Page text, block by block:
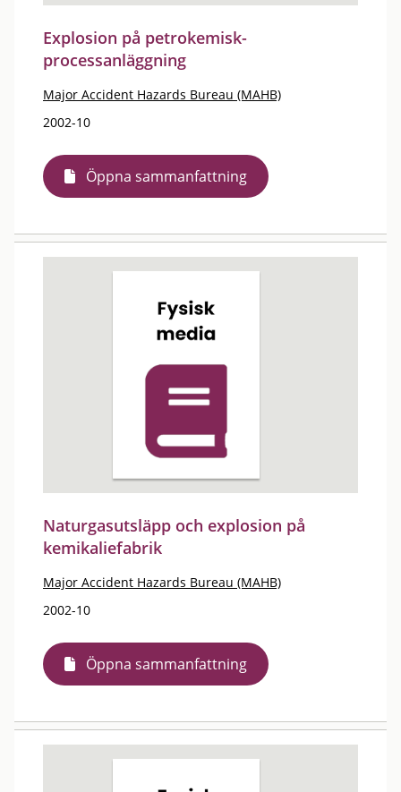
Explosion på petrokemisk-
processanläggning
Major Accident Hazards Bureau (MAHB)
2002-10
Öppna sammanfattning
Naturgasutsläpp och explosion på
kemikaliefabrik
Major Accident Hazards Bureau (MAHB)
2002-10
Öppna sammanfattning